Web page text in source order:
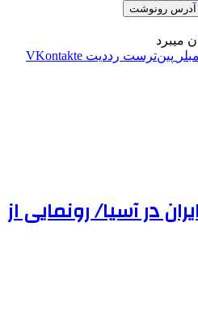
آدرس رونوشت
‫پین‌ترست ‫رددیت ‫VKontakte
ایران در آسیا/ رونمایی از